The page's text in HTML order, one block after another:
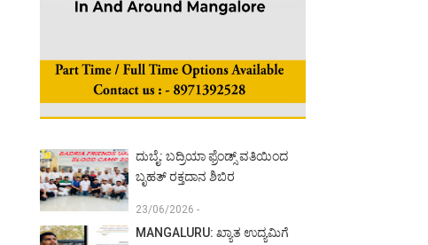
ದುಬೈ: ಬದ್ರಿಯಾ ಫ್ರೆಂಡ್ಸ್ ವತಿಯಿಂದ
ಬೃಹತ್ ರಕ್ತದಾನ ಶಿಬಿರ
23/06/2026 -
MANGALURU: ಖ್ಯಾತ ಉದ್ಯಮಿಗೆ